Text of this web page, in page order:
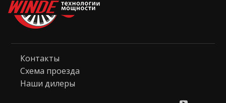
Контакты
Схема проезда
Наши дилеры